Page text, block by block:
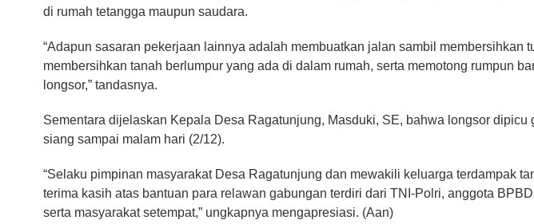
di rumah tetangga maupun saudara.
“Adapun sasaran pekerjaan lainnya adalah membuatkan jalan sambil membersihkan
membersihkan tanah berlumpur yang ada di dalam rumah, serta memotong rumpun
longsor,” tandasnya.
Sementara dijelaskan Kepala Desa Ragatunjung, Masduki, SE, bahwa longsor dipicu
siang sampai malam hari (2/12).
“Selaku pimpinan masyarakat Desa Ragatunjung dan mewakili keluarga terdampak
terima kasih atas bantuan para relawan gabungan terdiri dari TNI-Polri, anggota
serta masyarakat setempat,” ungkapnya mengapresiasi. (Aan)